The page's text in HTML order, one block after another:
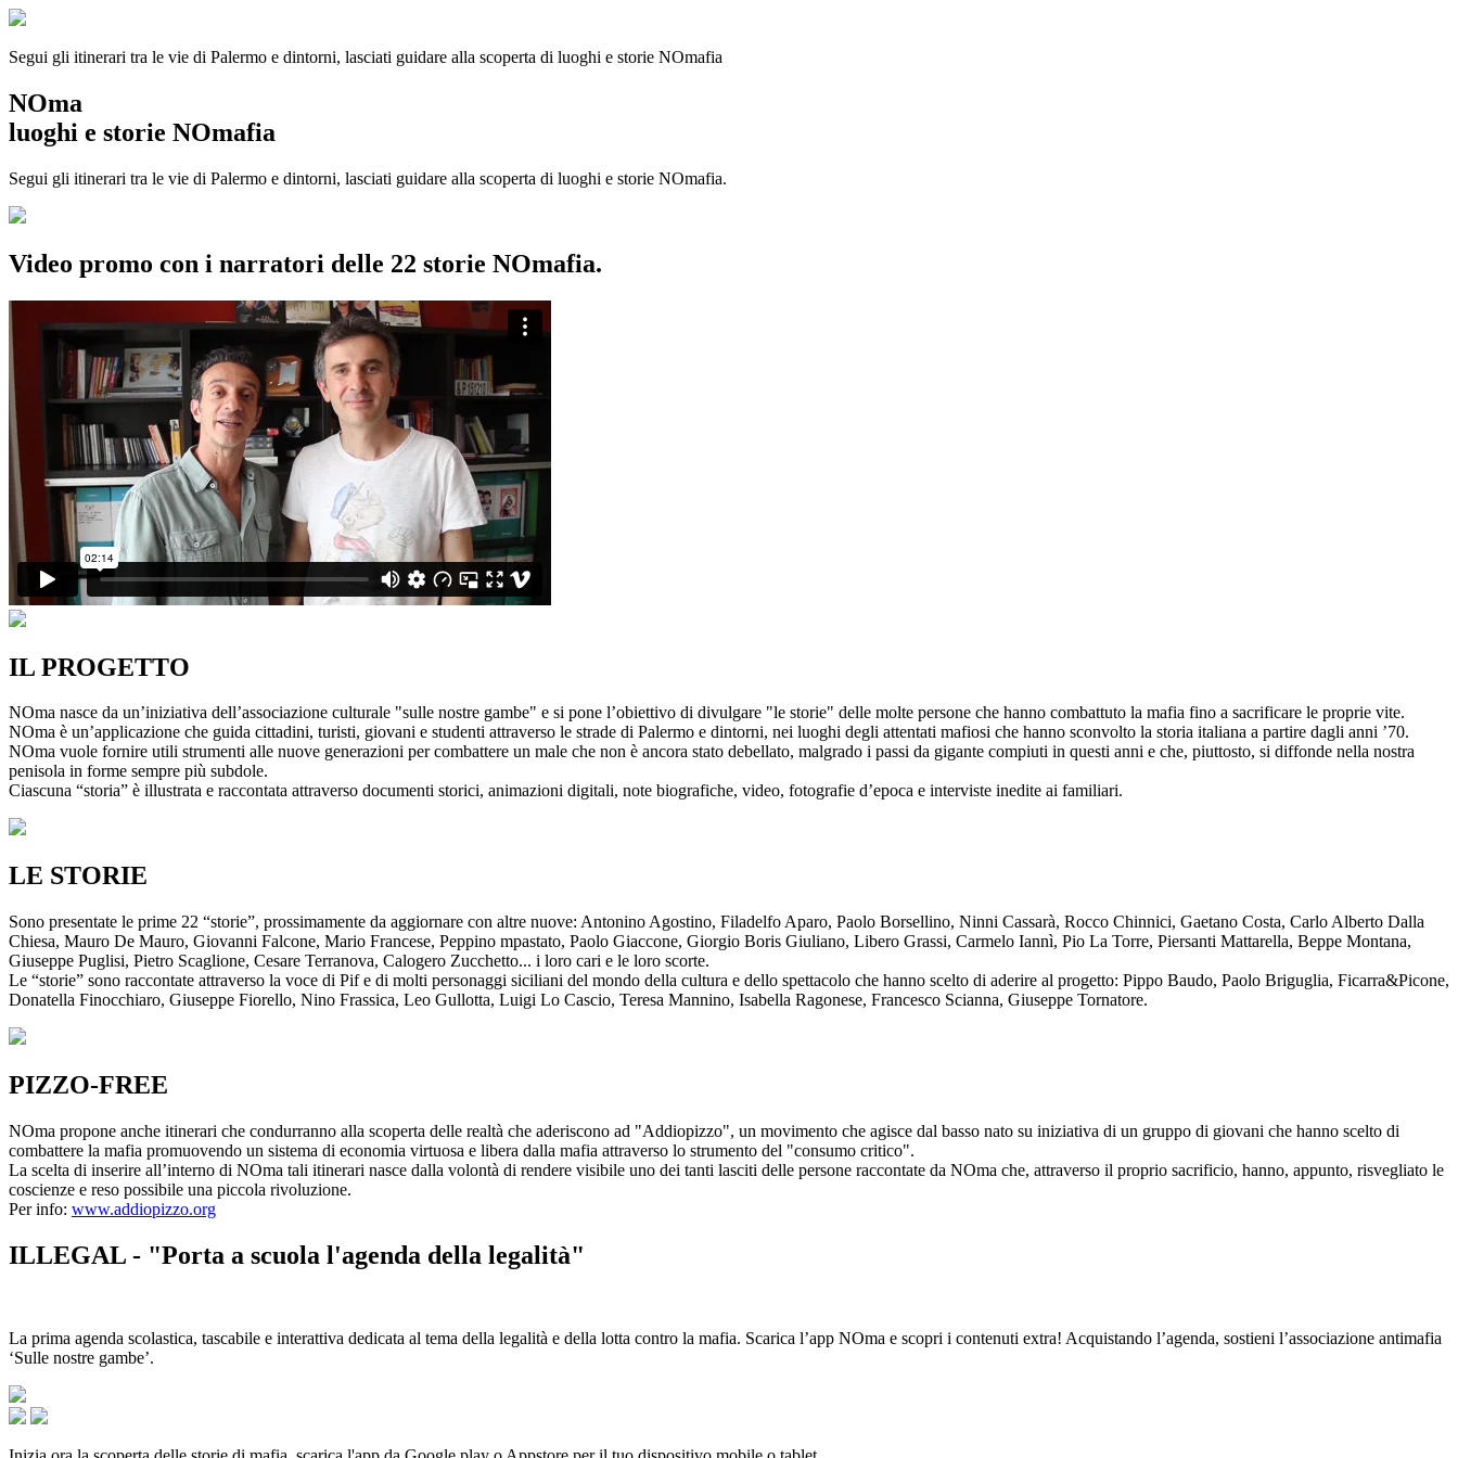
Segui gli itinerari tra le vie di Palermo e dintorni, lasciati guidare alla scoperta di luoghi e storie NOmafia
NOma
luoghi e storie NOmafia
Segui gli itinerari tra le vie di Palermo e dintorni, lasciati guidare alla scoperta di luoghi e storie NOmafia.
Video promo con i narratori delle 22 storie NOmafia.
IL PROGETTO
NOma nasce da un’iniziativa dell’associazione culturale "sulle nostre gambe" e si pone l’obiettivo di divulgare "le storie" delle molte persone che hanno combattuto la mafia fino a sacrificare le proprie vite.
NOma è un’applicazione che guida cittadini, turisti, giovani e studenti attraverso le strade di Palermo e dintorni, nei luoghi degli attentati mafiosi che hanno sconvolto la storia italiana a partire dagli anni ’70.
NOma vuole fornire utili strumenti alle nuove generazioni per combattere un male che non è ancora stato debellato, malgrado i passi da gigante compiuti in questi anni e che, piuttosto, si diffonde nella nostra
penisola in forme sempre più subdole.
Ciascuna “storia” è illustrata e raccontata attraverso documenti storici, animazioni digitali, note biografiche, video, fotografie d’epoca e interviste inedite ai familiari.
LE STORIE
Sono presentate le prime 22 “storie”, prossimamente da aggiornare con altre nuove: Antonino Agostino, Filadelfo Aparo, Paolo Borsellino, Ninni Cassarà, Rocco Chinnici, Gaetano Costa, Carlo Alberto Dalla
Chiesa, Mauro De Mauro, Giovanni Falcone, Mario Francese, Peppino mpastato, Paolo Giaccone, Giorgio Boris Giuliano, Libero Grassi, Carmelo Iannì, Pio La Torre, Piersanti Mattarella, Beppe Montana,
Giuseppe Puglisi, Pietro Scaglione, Cesare Terranova, Calogero Zucchetto... i loro cari e le loro scorte.
Le “storie” sono raccontate attraverso la voce di Pif e di molti personaggi siciliani del mondo della cultura e dello spettacolo che hanno scelto di aderire al progetto: Pippo Baudo, Paolo Briguglia, Ficarra&Picone,
Donatella Finocchiaro, Giuseppe Fiorello, Nino Frassica, Leo Gullotta, Luigi Lo Cascio, Teresa Mannino, Isabella Ragonese, Francesco Scianna, Giuseppe Tornatore.
PIZZO-FREE
NOma propone anche itinerari che condurranno alla scoperta delle realtà che aderiscono ad "Addiopizzo", un movimento che agisce dal basso nato su iniziativa di un gruppo di giovani che hanno scelto di
combattere la mafia promuovendo un sistema di economia virtuosa e libera dalla mafia attraverso lo strumento del "consumo critico".
La scelta di inserire all’interno di NOma tali itinerari nasce dalla volontà di rendere visibile uno dei tanti lasciti delle persone raccontate da NOma che, attraverso il proprio sacrificio, hanno, appunto, risvegliato le
coscienze e reso possibile una piccola rivoluzione.
Per info: www.addiopizzo.org
ILLEGAL - "Porta a scuola l'agenda della legalità"
La prima agenda scolastica, tascabile e interattiva dedicata al tema della legalità e della lotta contro la mafia. Scarica l’app NOma e scopri i contenuti extra! Acquistando l’agenda, sostieni l’associazione antimafia
‘Sulle nostre gambe’.